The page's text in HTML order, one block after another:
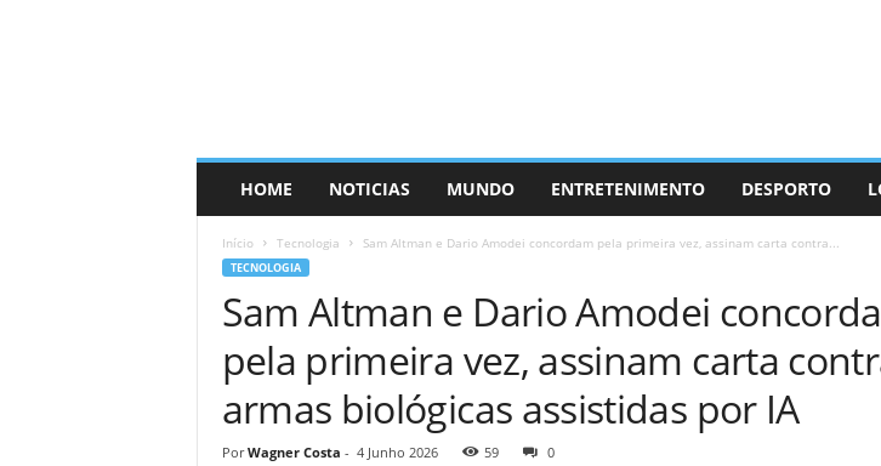
HOME NOTICIAS MUNDO ENTRETENIMENTO DESPORTO
Início Tecnologia Sam Altman e Dario Amodei concordam pela primeira vez, assinam carta contra...
TECNOLOGIA
Sam Altman e Dario Amodei
pela primeira vez, assinam carta
armas biológicas assistidas por IA
Por Wagner Costa - 4 Junho 2026 59 0